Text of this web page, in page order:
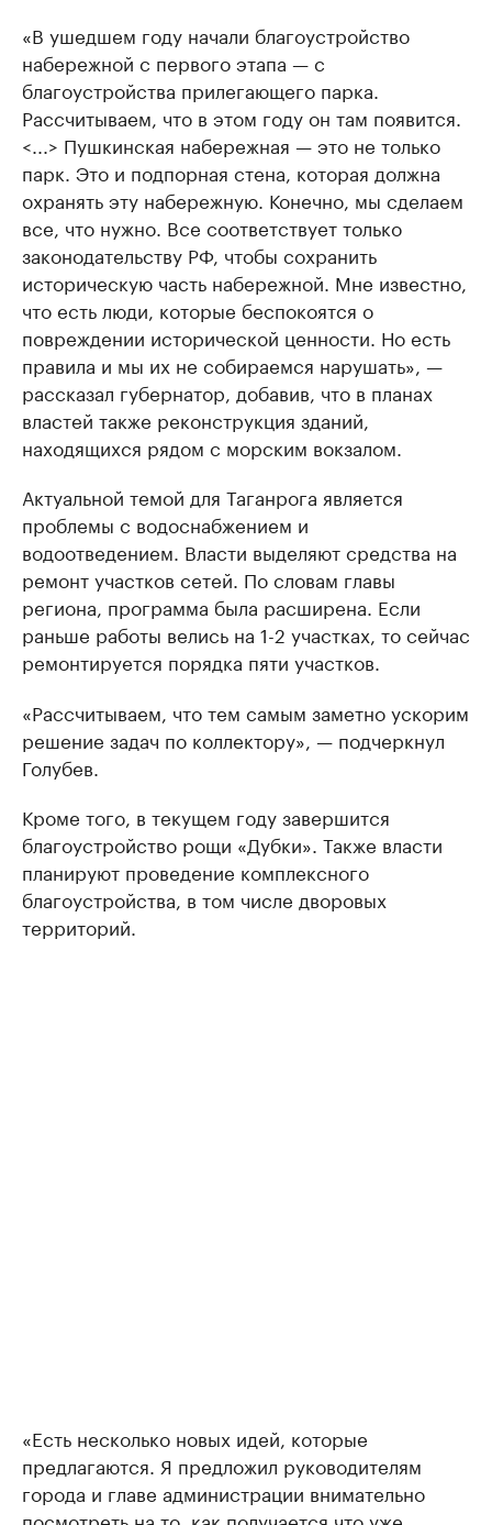
«В ушедшем году начали благоустройство
набережной с первого этапа — с
благоустройства прилегающего парка.
Рассчитываем, что в этом году он там появится.
<...> Пушкинская набережная — это не только
парк. Это и подпорная стена, которая должна
охранять эту набережную. Конечно, мы сделаем
все, что нужно. Все соответствует только
законодательству РФ, чтобы сохранить
историческую часть набережной. Мне известно,
что есть люди, которые беспокоятся о
повреждении исторической ценности. Но есть
правила и мы их не собираемся нарушать», —
рассказал губернатор, добавив, что в планах
властей также реконструкция зданий,
находящихся рядом с морским вокзалом.
Актуальной темой для Таганрога является
проблемы с водоснабжением и
водоотведением. Власти выделяют средства на
ремонт участков сетей. По словам главы
региона, программа была расширена. Если
раньше работы велись на 1-2 участках, то сейчас
ремонтируется порядка пяти участков.
«Рассчитываем, что тем самым заметно ускорим
решение задач по коллектору», — подчеркнул
Голубев.
Кроме того, в текущем году завершится
благоустройство рощи «Дубки». Также власти
планируют проведение комплексного
благоустройства, в том числе дворовых
территорий.
«Есть несколько новых идей, которые
предлагаются. Я предложил руководителям
города и главе администрации внимательно